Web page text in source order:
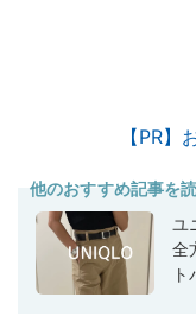
【PR
他のおすすめ記事を
ユ
全